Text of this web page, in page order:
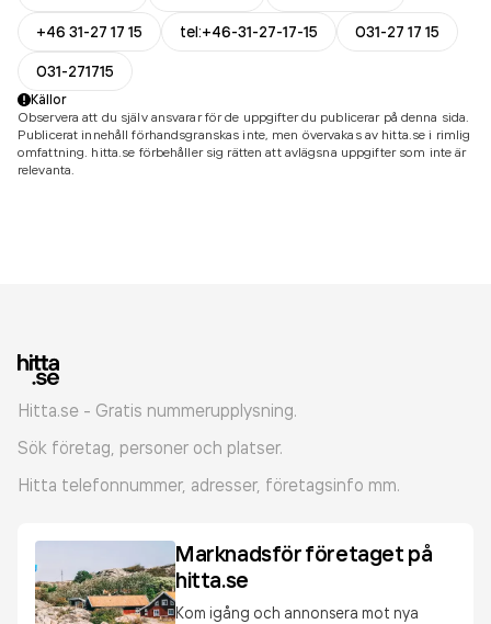
+46 31-27 17 15
tel:+46-31-27-17-15
031-27 17 15
031-271715
Källor
Observera att du själv ansvarar för de uppgifter du publicerar på denna sida.
Publicerat innehåll förhandsgranskas inte, men övervakas av hitta.se i rimlig
omfattning. hitta.se förbehåller sig rätten att avlägsna uppgifter som inte är
relevanta.
Hitta.se - Gratis nummerupplysning.
Sök företag, personer och platser.
Hitta telefonnummer, adresser, företagsinfo mm.
Marknadsför företaget på
hitta.se
Kom igång och annonsera mot nya